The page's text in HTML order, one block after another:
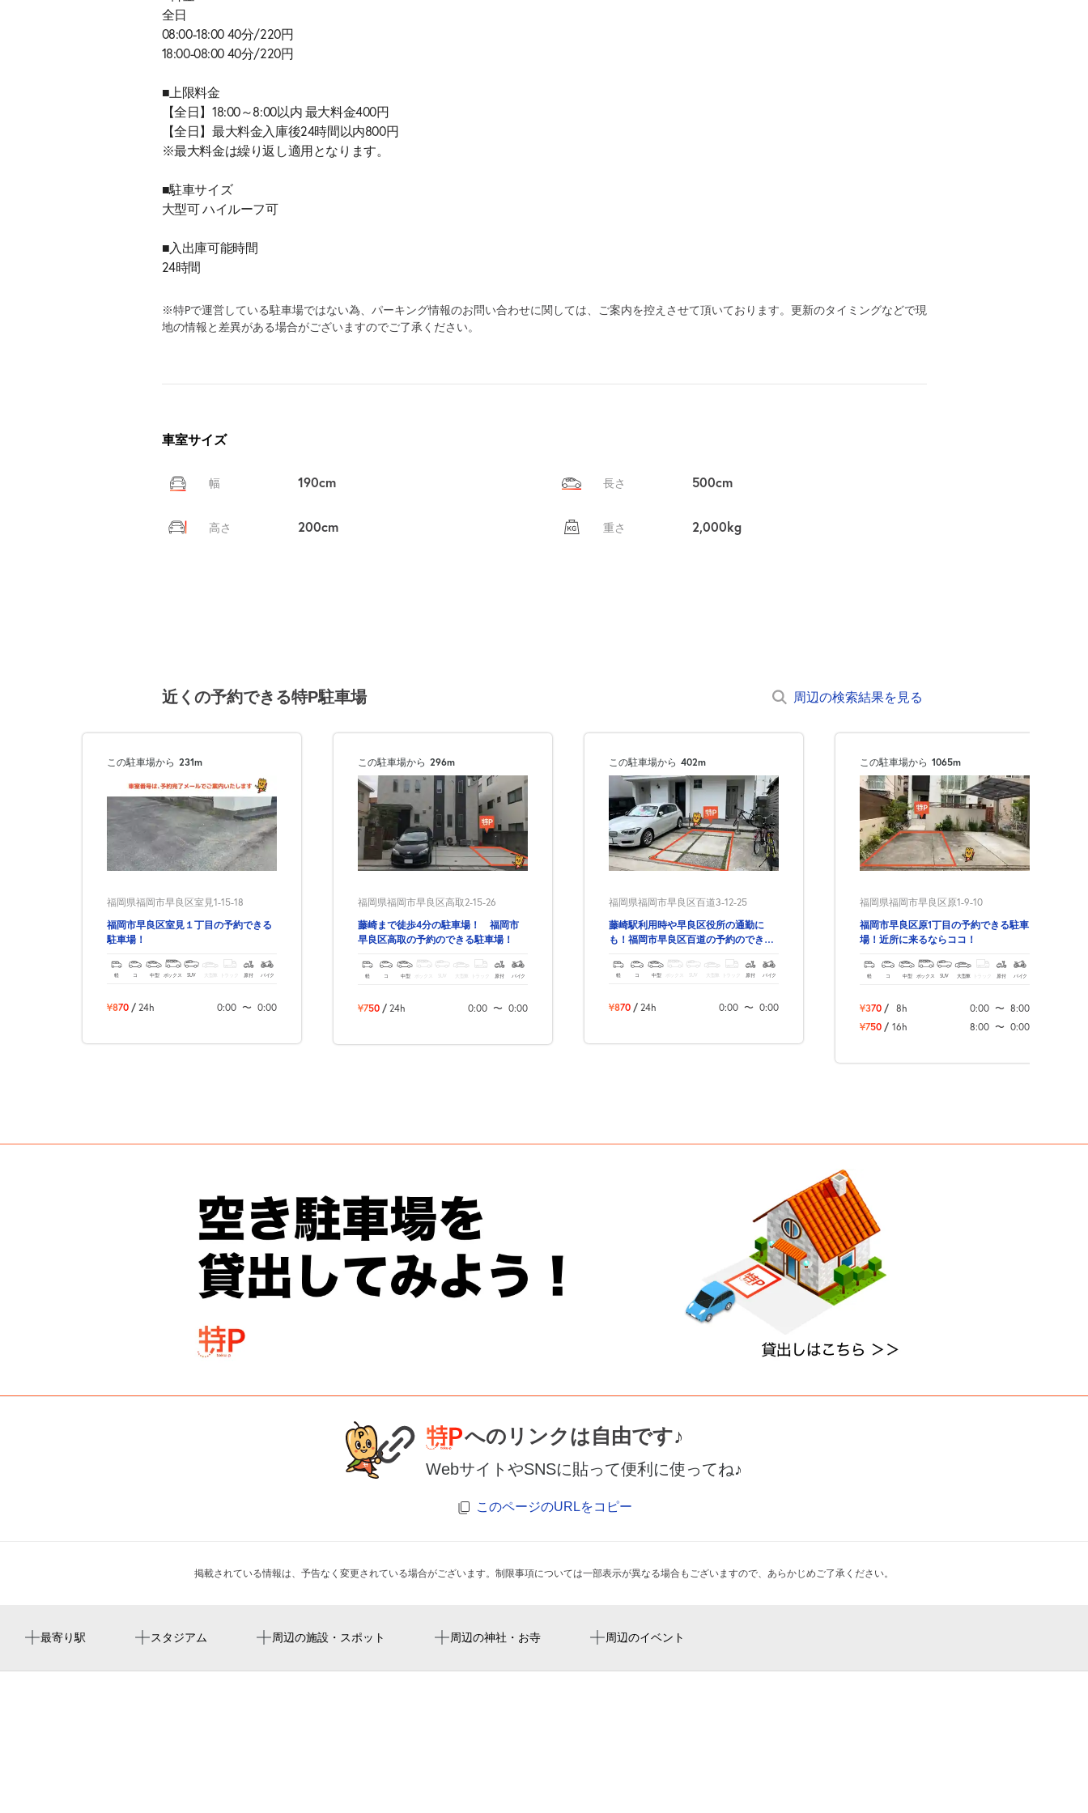
全日
08:00-18:00 40分/220円
18:00-08:00 40分/220円
■上限料金
【全日】18:00～8:00以内 最大料金400円
【全日】最大料金入庫後24時間以内800円
※最大料金は繰り返し適用となります。
■駐車サイズ
大型可 ハイルーフ可
■入出庫可能時間
24時間
※特Pで運営している駐車場ではない為、パーキング情報のお問い合わせに関しては、ご案内を控えさせて頂いております。更新のタイミングなどで現
地の情報と差異がある場合がございますのでご了承ください。
車室サイズ
幅 190cm 長さ 500cm
高さ 200cm 重さ 2,000kg
近くの予約できる特P駐車場 周辺の検索結果を見る
この駐車場から 231m
福岡県福岡市早良区室見1-15-18
福岡市早良区室見１丁目の予約できる
駐車場！
軽 コ 中型 ボックス SUV トラック 原付 バイク
¥870 / 24h 0:00 〜 0:00
この駐車場から 296m
福岡県福岡市早良区高取2-15-26
藤崎まで徒歩4分の駐車場！ 福岡市
早良区高取の予約のできる駐車場！
軽 コ 中型 ボックス SUV 大型車 トラック 原付 バイク
¥750 / 24h 0:00 〜 0:00
この駐車場から 402m
福岡県福岡市早良区百道3-12-25
藤崎駅利用時や早良区役所の通勤に
も！福岡市早良区百道の予約のできる
軽 コ 中型 ボックス SUV トラック 原付 バイク
¥870 / 24h 0:00 〜 0:00
この駐車場から 1065m
福岡県福岡市早良区原1-9-10
福岡市早良区原1丁目の予約できる駐車
場！近所に来るならココ！
軽 コ 中型 ボックス SUV 大型車 トラック 原付 バイク
¥370 / 8h 0:00 〜 8:00
¥750 / 16h 8:00 〜 0:00
へのリンクは自由です♪
WebサイトやSNSに貼って便利に使ってね♪
このページのURLをコピー
掲載されている情報は、予告なく変更されている場合がございます。制限事項については一部表示が異なる場合もございますので、あらかじめご了承ください。
最寄り駅 スタジアム 周辺の施設・スポット 周辺の神社・お寺 周辺のイベント
藤崎駅
室見駅
미즈호 paypay 돔 후쿠오카
福岡paypay巨蛋
ロッテリア 藤崎駅前店
生粉蕎麦 玄
周辺に神社・お寺が見つかりませんでした。
周辺にイベントが見つかりませんでした。